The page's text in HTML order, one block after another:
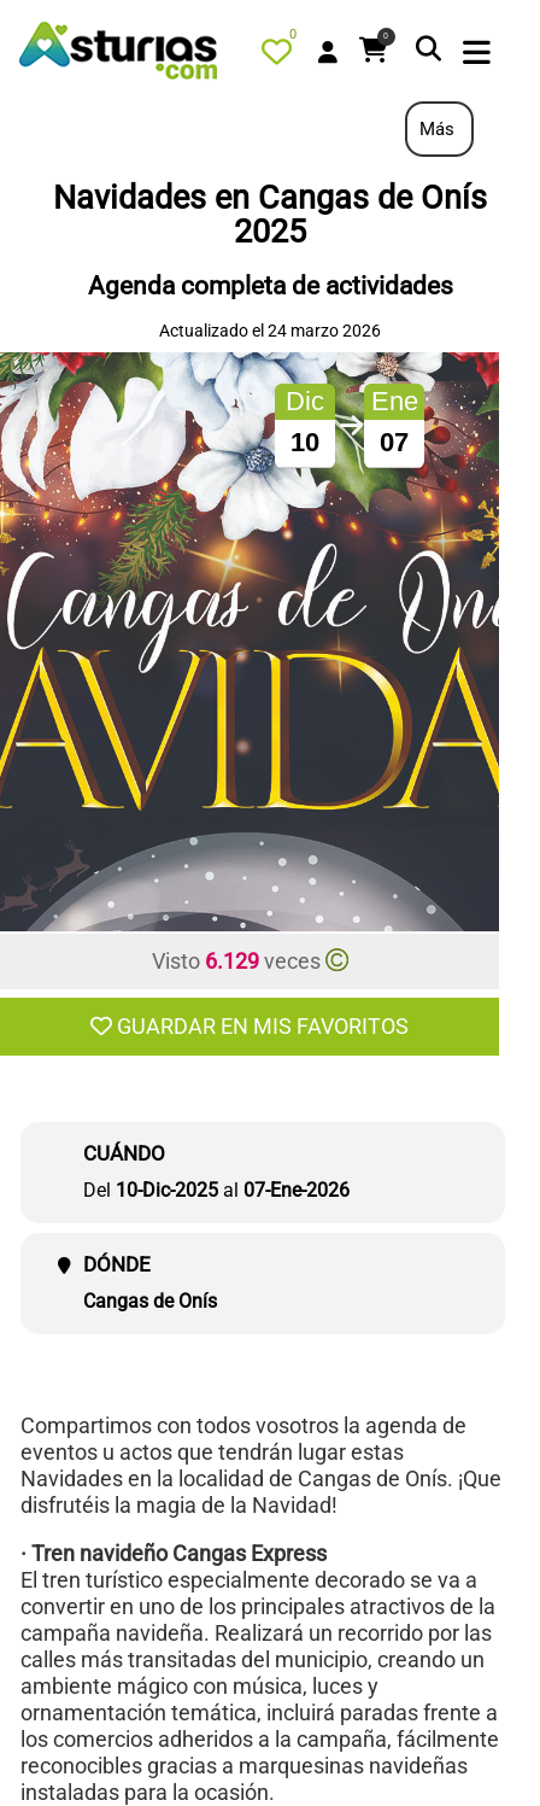
0 0
ALOJAMIENTOS
RESTAURANTES
TURISMO ACTIVO
TIENDA
AGENDA
OFERTAS
CONTACTO
Más
Navidades en Cangas de Onís
2025
Agenda completa de actividades
Actualizado el 24 marzo 2026
Dic
10
Ene
07
Visto 6.129 veces
GUARDAR EN MIS FAVORITOS
CUÁNDO
Del 10-Dic-2025 al 07-Ene-2026
DÓNDE
Cangas de Onís
Compartimos con todos vosotros la agenda de
eventos u actos que tendrán lugar estas
Navidades en la localidad de Cangas de Onís. ¡Que
disfrutéis la magia de la Navidad!
· Tren navideño Cangas Express
El tren turístico especialmente decorado se va a
convertir en uno de los principales atractivos de la
campaña navideña. Realizará un recorrido por las
calles más transitadas del municipio, creando un
ambiente mágico con música, luces y
ornamentación temática, incluirá paradas frente a
los comercios adheridos a la campaña, fácilmente
reconocibles gracias a marquesinas navideñas
instaladas para la ocasión.